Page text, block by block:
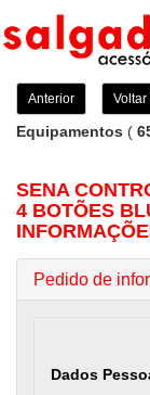
Anterior
Equipamentos (
SENA
4 BOTÕES
Pedido de
Dados